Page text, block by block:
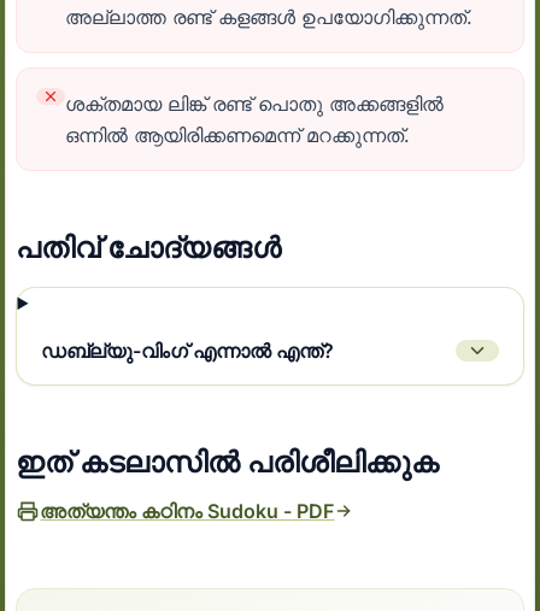
അല്ലാത്ത രണ്ട് കളങ്ങൾ ഉപയോഗിക്കുന്നത്.
ശക്തമായ ലിങ്ക് രണ്ട് പൊതു അക്കങ്ങളിൽ
ഒന്നിൽ ആയിരിക്കണമെന്ന് മറക്കുന്നത്.
പതിവ് ചോദ്യങ്ങൾ
ഡബ്ല്യു-വിംഗ് എന്നാൽ എന്ത്?
ഇത് കടലാസിൽ പരിശീലിക്കുക
അത്യന്തം കഠിനം Sudoku - PDF